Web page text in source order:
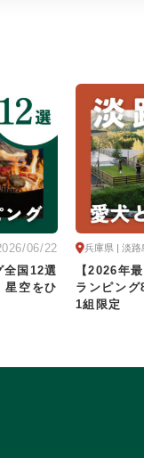
06/22
全国12選
星空をひ
兵庫県 | 淡路
【2026年
ランピング
1組限定